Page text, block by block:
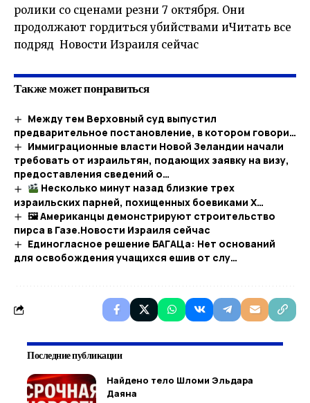
ролики со сценами резни 7 октября. Они
продолжают гордиться убийствами иЧитать все
подряд Новости Израиля сейчас
Также может понравиться
Между тем Верховный суд выпустил
предварительное постановление, в котором говори…
Иммиграционные власти Новой Зеландии начали
требовать от израильтян, подающих заявку на визу,
предоставления сведений о…
Несколько минут назад близкие трех
израильских парней, похищенных боевиками Х…
🖼 Американцы демонстрируют строительство
пирса в Газе.​Новости Израиля сейчас
Единогласное решение БАГАЦа: Нет оснований
для освобождения учащихся ешив от слу…
Последние публикации
Найдено тело Шломи Эльдара
Даяна